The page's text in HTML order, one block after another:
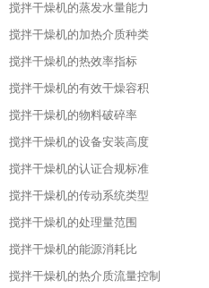
搅拌干燥机的蒸发水量能力
搅拌干燥机的加热介质种类
搅拌干燥机的热效率指标
搅拌干燥机的有效干燥容积
搅拌干燥机的物料破碎率
搅拌干燥机的设备安装高度
搅拌干燥机的认证合规标准
搅拌干燥机的传动系统类型
搅拌干燥机的处理量范围
搅拌干燥机的能源消耗比
搅拌干燥机的热介质流量控制